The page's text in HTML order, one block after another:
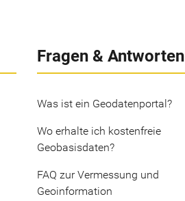
Fragen & Antworten
Was ist ein Geodatenportal?
Wo erhalte ich kostenfreie
Geobasisdaten?
FAQ zur Vermessung und
Geoinformation